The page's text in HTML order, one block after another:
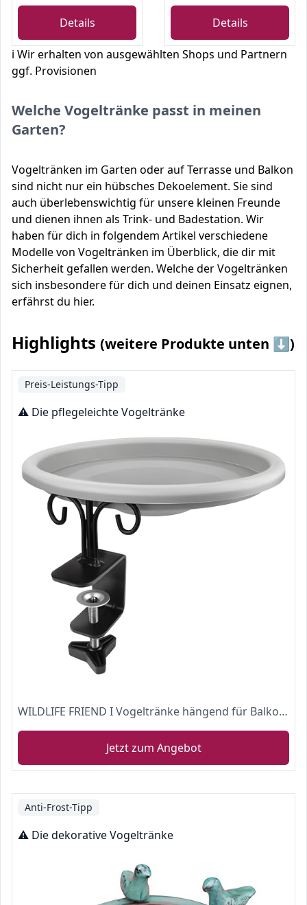
Details Details
ℹ️ Wir erhalten von ausgewählten Shops und Partnern
ggf. Provisionen
Welche Vogeltränke passt in meinen
Garten?
Vogeltränken im Garten oder auf Terrasse und Balkon
sind nicht nur ein hübsches Dekoelement. Sie sind
auch überlebenswichtig für unsere kleinen Freunde
und dienen ihnen als Trink- und Badestation. Wir
haben für dich in folgendem Artikel verschiedene
Modelle von Vogeltränken im Überblick, die dir mit
Sicherheit gefallen werden. Welche der Vogeltränken
sich insbesondere für dich und deinen Einsatz eignen,
erfährst du hier.
Highlights (weitere Produkte unten ⬇️)
Preis-Leistungs-Tipp
⚠️ Die pflegeleichte Vogeltränke
WILDLIFE FRIEND I Vogeltränke hängend für Balkongeländer - frostsicher, Vogeltränke Balkon, (∅ 30cm)
Jetzt zum Angebot
Anti-Frost-Tipp
⚠️ Die dekorative Vogeltränke